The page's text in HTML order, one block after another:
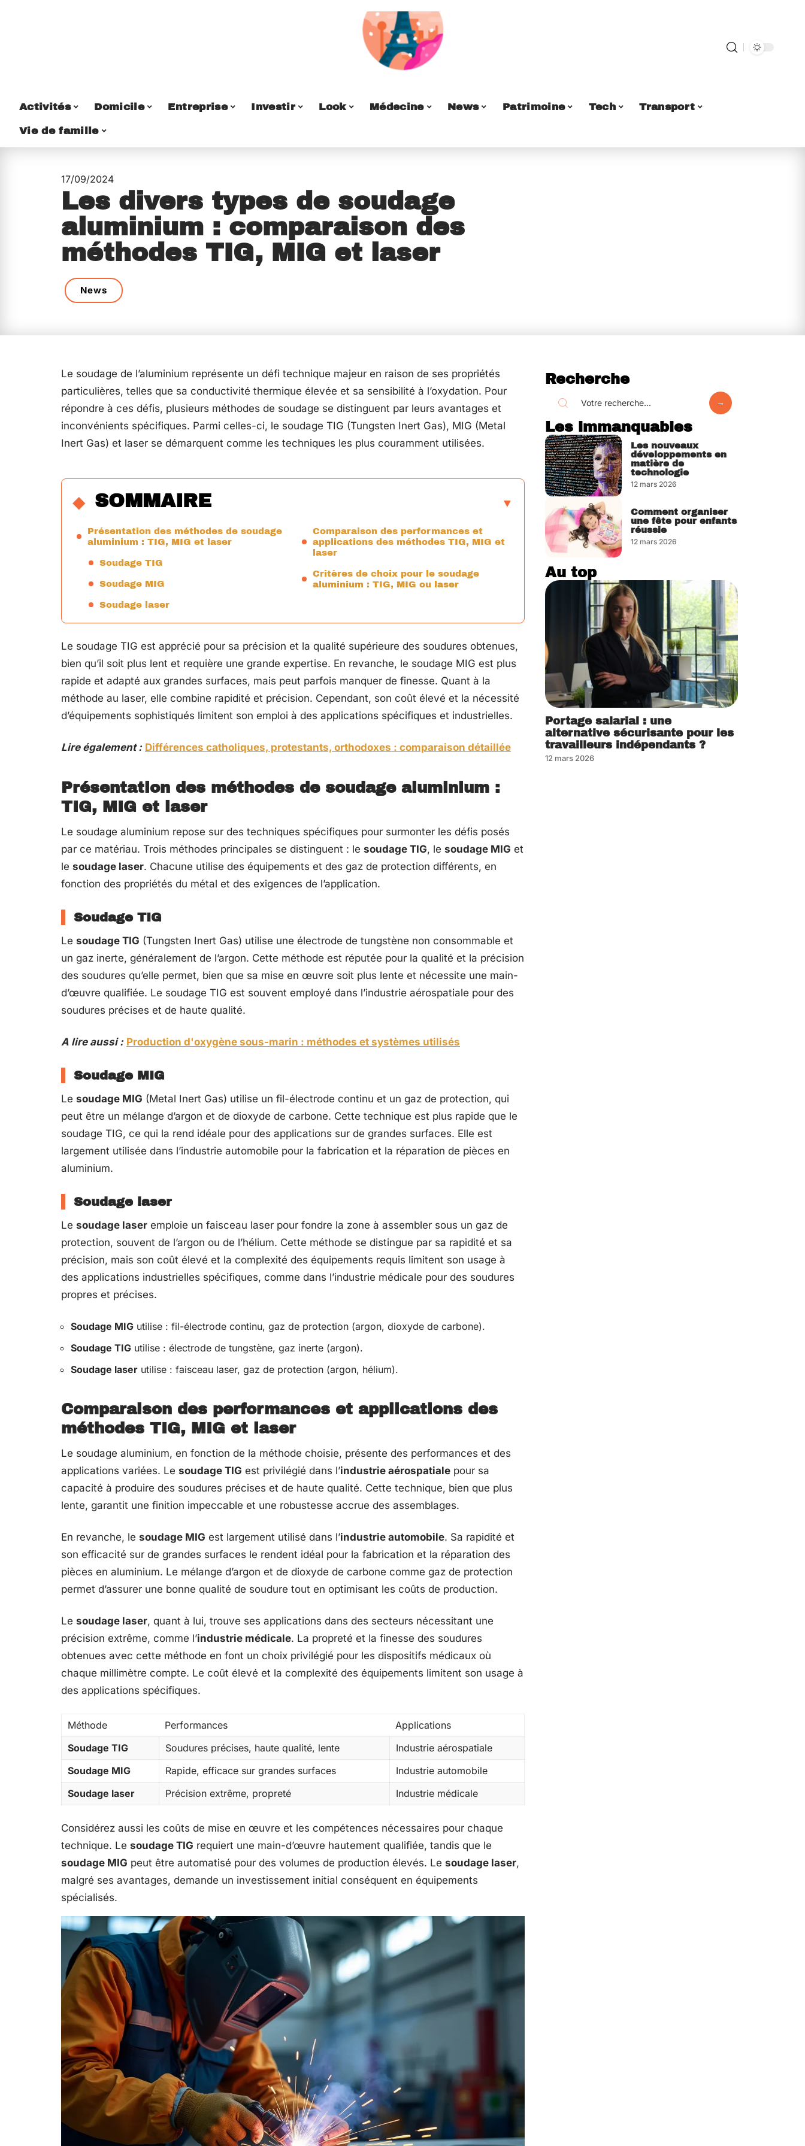
Activités Domicile Entreprise Investir Look Médecine News Patrimoine Tech Transport
Vie de famille
17/09/2024
Les divers types de soudage
aluminium : comparaison des
méthodes TIG, MIG et laser
News
Le soudage de l’aluminium représente un défi technique majeur en raison de ses propriétés
particulières, telles que sa conductivité thermique élevée et sa sensibilité à l’oxydation. Pour
répondre à ces défis, plusieurs méthodes de soudage se distinguent par leurs avantages et
inconvénients spécifiques. Parmi celles-ci, le soudage TIG (Tungsten Inert Gas), MIG (Metal
Inert Gas) et laser se démarquent comme les techniques les plus couramment utilisées.
SOMMAIRE
Présentation des méthodes de soudage
aluminium : TIG, MIG et laser
Soudage TIG
Soudage MIG
Soudage laser
Comparaison des performances et
applications des méthodes TIG, MIG et
laser
Critères de choix pour le soudage
aluminium : TIG, MIG ou laser
Le soudage TIG est apprécié pour sa précision et la qualité supérieure des soudures obtenues,
bien qu’il soit plus lent et requière une grande expertise. En revanche, le soudage MIG est plus
rapide et adapté aux grandes surfaces, mais peut parfois manquer de finesse. Quant à la
méthode au laser, elle combine rapidité et précision. Cependant, son coût élevé et la nécessité
d’équipements sophistiqués limitent son emploi à des applications spécifiques et industrielles.
Lire également : Différences catholiques, protestants, orthodoxes : comparaison détaillée
Présentation des méthodes de soudage aluminium :
TIG, MIG et laser
Le soudage aluminium repose sur des techniques spécifiques pour surmonter les défis posés
par ce matériau. Trois méthodes principales se distinguent : le soudage TIG, le soudage MIG et
le soudage laser. Chacune utilise des équipements et des gaz de protection différents, en
fonction des propriétés du métal et des exigences de l’application.
Soudage TIG
Le soudage TIG (Tungsten Inert Gas) utilise une électrode de tungstène non consommable et
un gaz inerte, généralement de l’argon. Cette méthode est réputée pour la qualité et la précision
des soudures qu’elle permet, bien que sa mise en œuvre soit plus lente et nécessite une main-
d’œuvre qualifiée. Le soudage TIG est souvent employé dans l’industrie aérospatiale pour des
soudures précises et de haute qualité.
A lire aussi : Production d'oxygène sous-marin : méthodes et systèmes utilisés
Soudage MIG
Le soudage MIG (Metal Inert Gas) utilise un fil-électrode continu et un gaz de protection, qui
peut être un mélange d’argon et de dioxyde de carbone. Cette technique est plus rapide que le
soudage TIG, ce qui la rend idéale pour des applications sur de grandes surfaces. Elle est
largement utilisée dans l’industrie automobile pour la fabrication et la réparation de pièces en
aluminium.
Soudage laser
Le soudage laser emploie un faisceau laser pour fondre la zone à assembler sous un gaz de
protection, souvent de l’argon ou de l’hélium. Cette méthode se distingue par sa rapidité et sa
précision, mais son coût élevé et la complexité des équipements requis limitent son usage à
des applications industrielles spécifiques, comme dans l’industrie médicale pour des soudures
propres et précises.
Soudage MIG utilise : fil-électrode continu, gaz de protection (argon, dioxyde de carbone).
Soudage TIG utilise : électrode de tungstène, gaz inerte (argon).
Soudage laser utilise : faisceau laser, gaz de protection (argon, hélium).
Comparaison des performances et applications des
méthodes TIG, MIG et laser
Le soudage aluminium, en fonction de la méthode choisie, présente des performances et des
applications variées. Le soudage TIG est privilégié dans l’industrie aérospatiale pour sa
capacité à produire des soudures précises et de haute qualité. Cette technique, bien que plus
lente, garantit une finition impeccable et une robustesse accrue des assemblages.
En revanche, le soudage MIG est largement utilisé dans l’industrie automobile. Sa rapidité et
son efficacité sur de grandes surfaces le rendent idéal pour la fabrication et la réparation des
pièces en aluminium. Le mélange d’argon et de dioxyde de carbone comme gaz de protection
permet d’assurer une bonne qualité de soudure tout en optimisant les coûts de production.
Le soudage laser, quant à lui, trouve ses applications dans des secteurs nécessitant une
précision extrême, comme l’industrie médicale. La propreté et la finesse des soudures
obtenues avec cette méthode en font un choix privilégié pour les dispositifs médicaux où
chaque millimètre compte. Le coût élevé et la complexité des équipements limitent son usage à
des applications spécifiques.
Méthode Performances
Applications
Soudage TIG
Soudures précises, haute qualité, lente
Industrie aérospatiale
Soudage MIG
Rapide, efficace sur grandes surfaces
Industrie automobile
Soudage laser
Précision extrême, propreté Industrie médicale
Considérez aussi les coûts de mise en œuvre et les compétences nécessaires pour chaque
technique. Le soudage TIG requiert une main-d’œuvre hautement qualifiée, tandis que le
soudage MIG peut être automatisé pour des volumes de production élevés. Le soudage laser,
malgré ses avantages, demande un investissement initial conséquent en équipements
spécialisés.
Recherche
Les immanquables
Les nouveaux
développements en
matière de
technologie
12 mars 2026
Comment organiser
une fête pour enfants
réussie
12 mars 2026
Au top
Portage salarial : une
alternative sécurisante pour les
travailleurs indépendants ?
12 mars 2026